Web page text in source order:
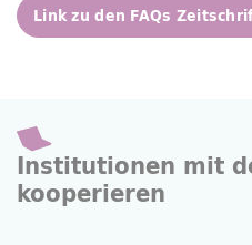
Link zu den FAQs
Institutionen mit
kooperieren